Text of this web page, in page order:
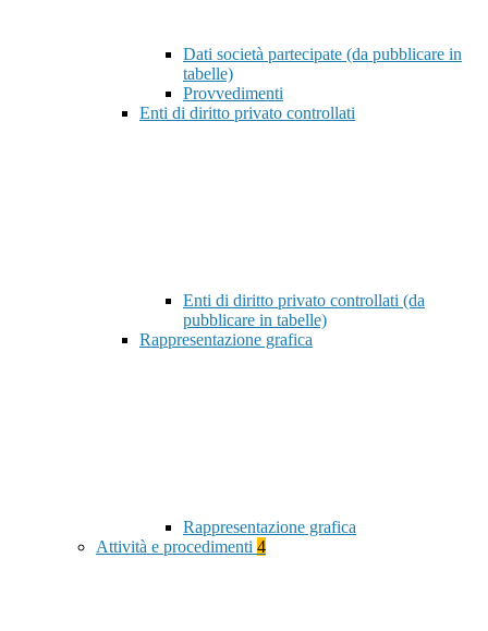
Dati società partecipate (da pubblicare in
tabelle)
Provvedimenti
Enti di diritto privato controllati
Enti di diritto privato controllati (da
pubblicare in tabelle)
Rappresentazione grafica
Rappresentazione grafica
Attività e procedimenti 4